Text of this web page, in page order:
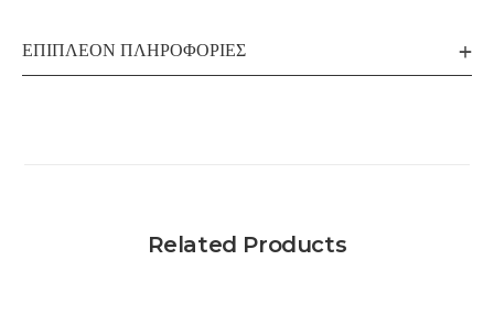
ΕΠΙΠΛΈΟΝ ΠΛΗΡΟΦΟΡΊΕΣ
Related Products